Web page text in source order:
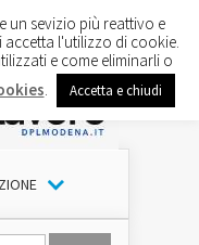
un sevizio più reattivo e
l'utilizzo di cookie.
e come eliminarli o
Accetta e chiudi